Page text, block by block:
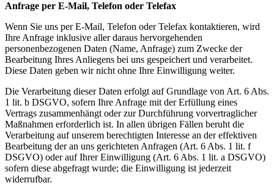
Anfrage per E-Mail, Telefon oder Telefax
Wenn Sie uns per E-Mail, Telefon oder Telefax kontaktieren, wird
Ihre Anfrage inklusive aller daraus hervorgehenden
personenbezogenen Daten (Name, Anfrage) zum Zwecke der
Bearbeitung Ihres Anliegens bei uns gespeichert und verarbeitet.
Diese Daten geben wir nicht ohne Ihre Einwilligung weiter.
Die Verarbeitung dieser Daten erfolgt auf Grundlage von Art. 6 Abs.
1 lit. b DSGVO, sofern Ihre Anfrage mit der Erfüllung eines
Vertrags zusammenhängt oder zur Durchführung vorvertraglicher
Maßnahmen erforderlich ist. In allen übrigen Fällen beruht die
Verarbeitung auf unserem berechtigten Interesse an der effektiven
Bearbeitung der an uns gerichteten Anfragen (Art. 6 Abs. 1 lit. f
DSGVO) oder auf Ihrer Einwilligung (Art. 6 Abs. 1 lit. a DSGVO)
sofern diese abgefragt wurde; die Einwilligung ist jederzeit
widerrufbar.